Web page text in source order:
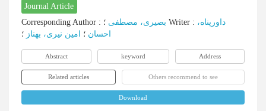
Journal Article
Corresponding Author : بصیری، مصطفی Writer : داورپناه،
احسان ؛ امین نیری، بهناز ؛
Abstract keyword Address
Related articles Others recommend to see
Download